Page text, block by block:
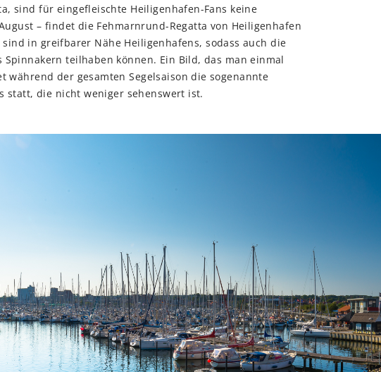
sind für eingefleischte Heiligenhafen-Fans keine
– findet die Fehmarnrund-Regatta von Heiligenhafen
in greifbarer Nähe Heiligenhafens, sodass auch die
teilhaben können. Ein Bild, das man einmal
der gesamten Segelsaison die sogenannte
statt, die nicht weniger sehenswert ist.